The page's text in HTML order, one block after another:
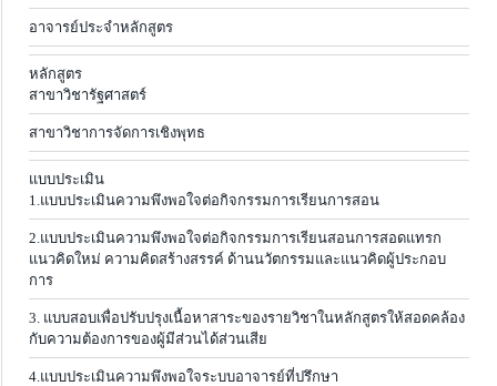
อาจารย์ประจำหลักสูตร
หลักสูตร
สาขาวิชารัฐศาสตร์
สาขาวิชาการจัดการเชิงพุทธ
แบบประเมิน
1.แบบประเมินความพึงพอใจต่อกิจกรรมการเรียนการสอน
2.แบบประเมินความพึงพอใจต่อกิจกรรมการเรียนสอนการสอดแทรก
แนวคิดใหม่ ความคิดสร้างสรรค์ ด้านนวัตกรรมและแนวคิดผู้ประกอบ
การ
3. แบบสอบเพื่อปรับปรุงเนื้อหาสาระของรายวิชาในหลักสูตรให้สอดคล้อง
กับความต้องการของผู้มีส่วนได้ส่วนเสีย
4.แบบประเมินความพึงพอใจระบบอาจารย์ที่ปรึกษา